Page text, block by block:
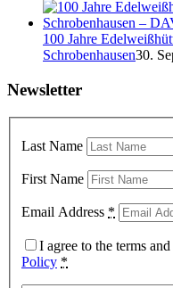
100 Jahre
Schrobenhausen30.
Newsletter
Last Name
First Name
Email Address *
I agree to the terms
Policy *